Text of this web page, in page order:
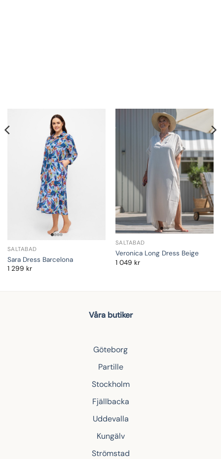
SALTABAD
Sara Dress Barcelona
1 299 kr
SALTABAD
Veronica Long Dress Beige
1 049 kr
Våra butiker
Göteborg
Partille
Stockholm
Fjällbacka
Uddevalla
Kungälv
Strömstad